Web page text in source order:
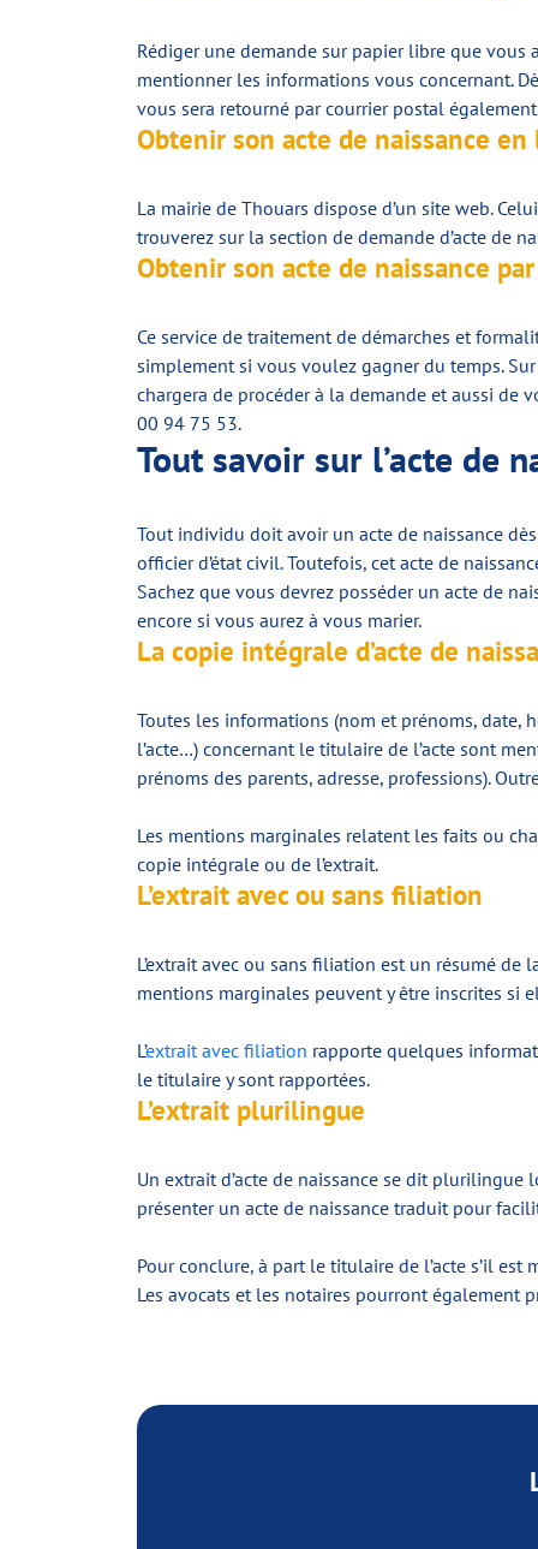
Rédiger une demande sur papier libre que vous
mentionner les informations vous concernant.
vous sera retourné par courrier postal
Obtenir son acte de naissance en
La mairie de Thouars dispose d’un site web.
trouverez sur la section de demande d’acte de
Obtenir son acte de naissance
Ce service de traitement de démarches et
simplement si vous voulez gagner du temps.
chargera de procéder à la demande et aussi de
00 94 75 53.
Tout savoir sur l’acte de
Tout individu doit avoir un acte de naissance
officier d’état civil. Toutefois, cet acte de
Sachez que vous devrez posséder un acte de
encore si vous aurez à vous marier.
La copie intégrale d’acte de
Toutes les informations (nom et prénoms, date,
l’acte…) concernant le titulaire de l’acte sont
prénoms des parents, adresse, professions).
Les mentions marginales relatent les faits ou
copie intégrale ou de l’extrait.
L’extrait avec ou sans filiation
L’extrait avec ou sans filiation est un résumé
mentions marginales peuvent y être inscrites si
L’extrait avec filiation rapporte quelques
le titulaire y sont rapportées.
L’extrait plurilingue
Un extrait d’acte de naissance se dit plurilingue
présenter un acte de naissance traduit pour
Pour conclure, à part le titulaire de l’acte s’il est
Les avocats et les notaires pourront également